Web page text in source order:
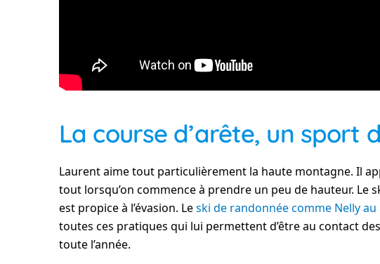
La course d’arête, un sport
Laurent aime tout particulièrement la haute montagne. Il
tout lorsqu’on commence à prendre un peu de hauteur. Le
est propice à l’évasion. Leski de randonnée comme Nelly au
toutes ces pratiques qui lui permettent d’être au contact
toute l’année.